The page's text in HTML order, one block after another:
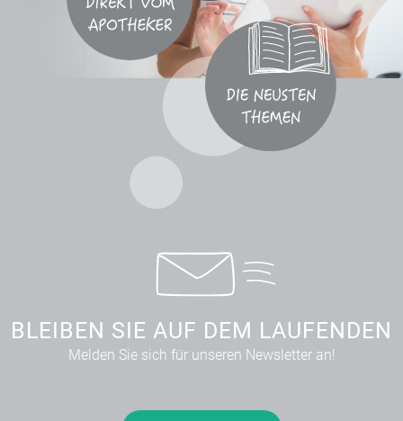
BLEIBEN SIE AUF DEM LAUFENDEN
Melden Sie sich für unseren Newsletter an!